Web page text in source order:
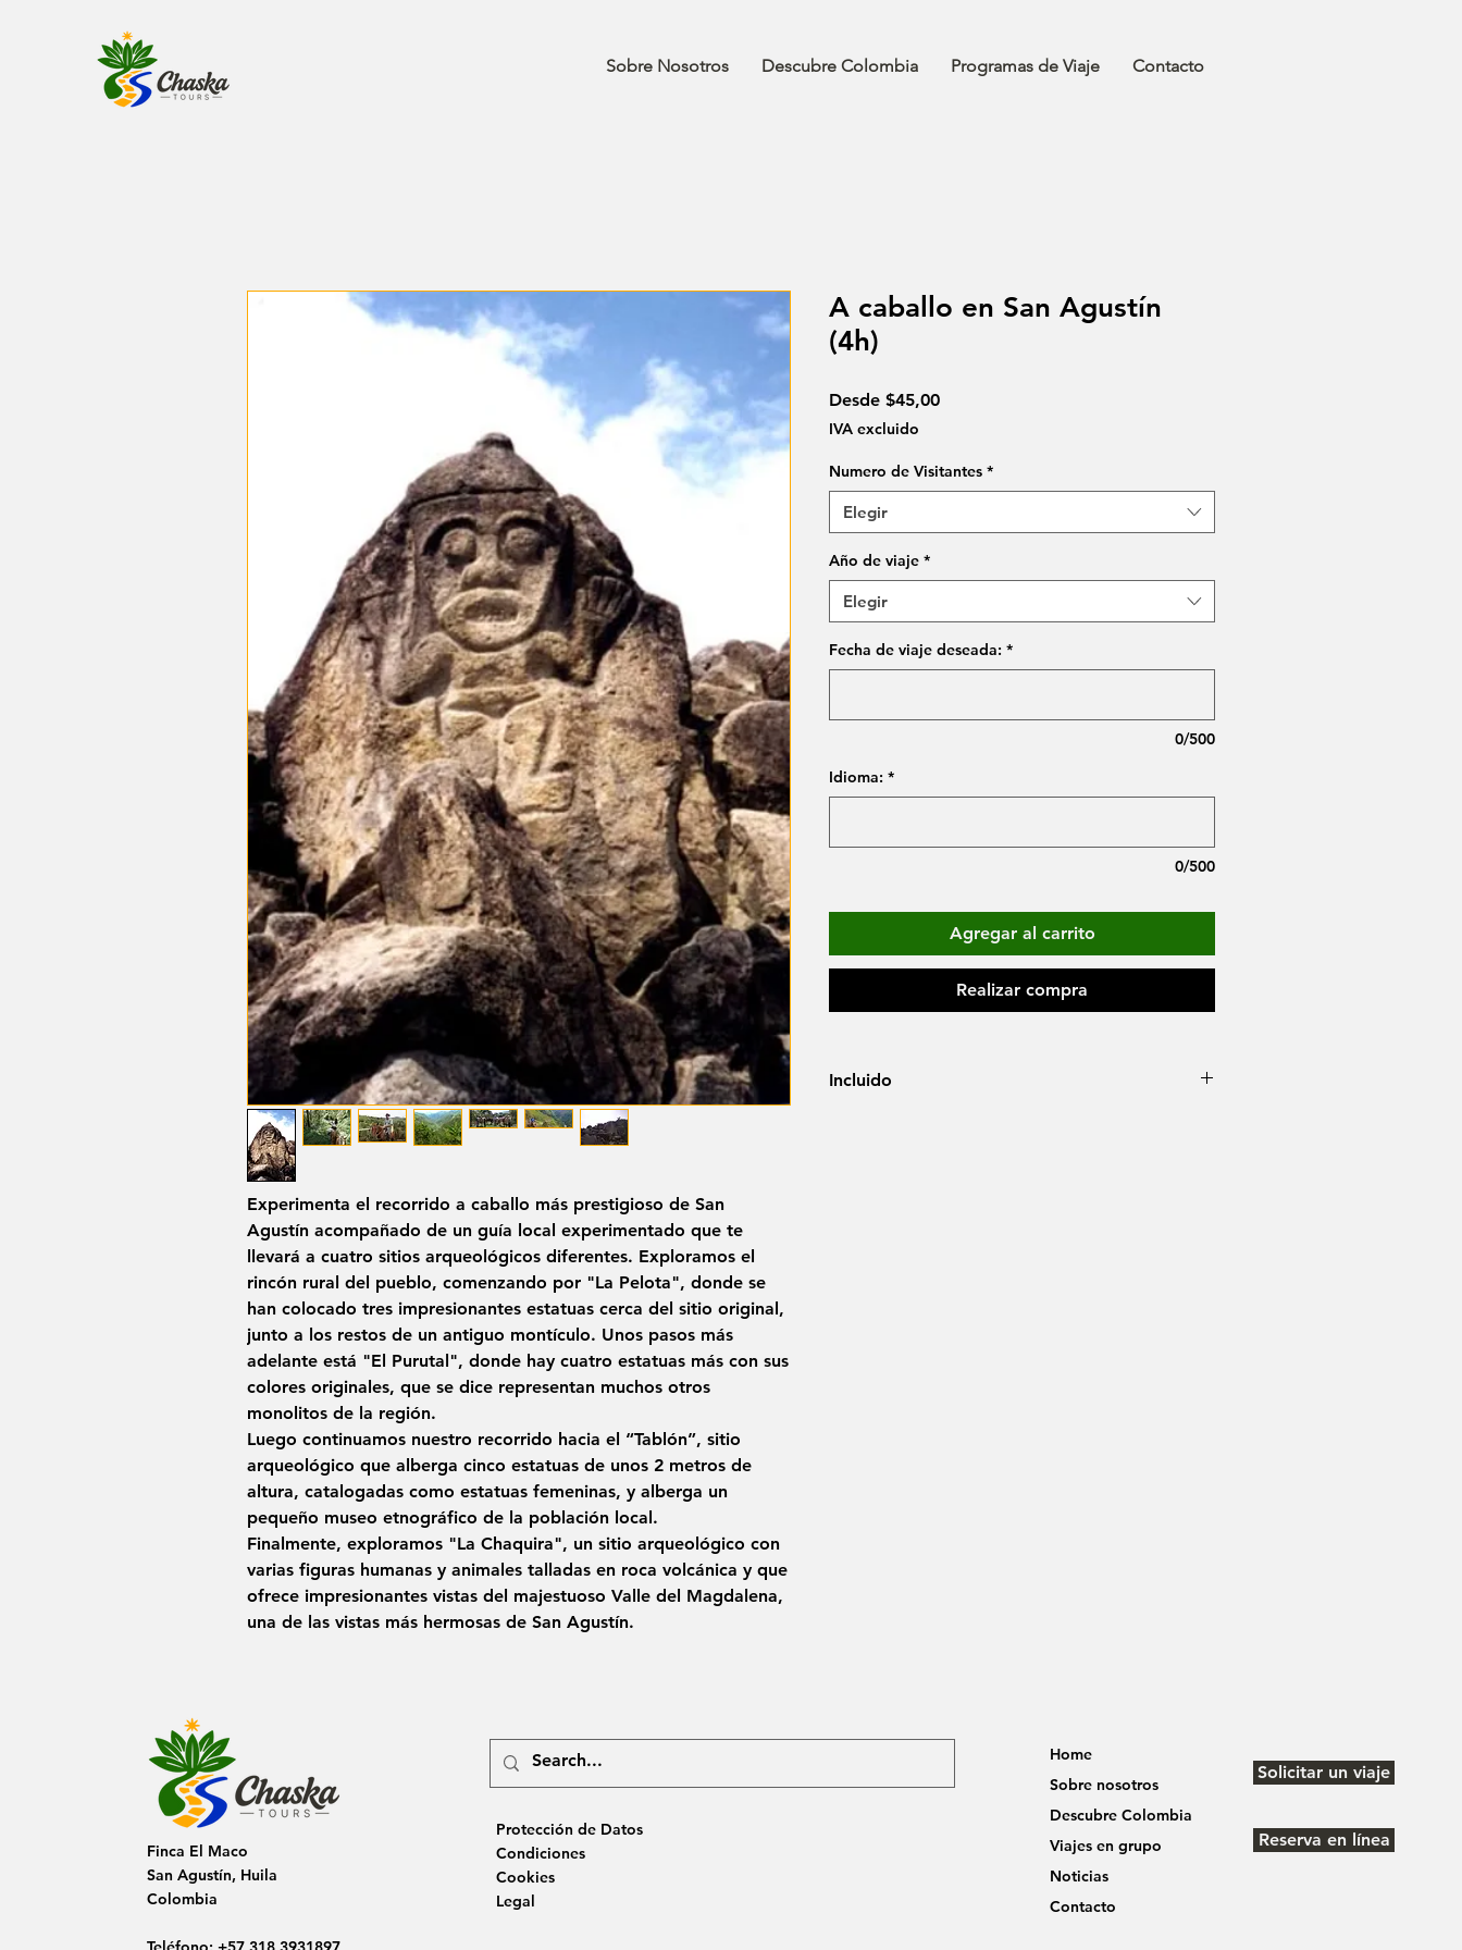
Sobre Nosotros Descubre Colombia Programas de Viaje Contacto
Experimenta el recorrido a caballo más prestigioso de San
Agustín acompañado de un guía local experimentado que te
llevará a cuatro sitios arqueológicos diferentes. Exploramos el
rincón rural del pueblo, comenzando por "La Pelota", donde se
han colocado tres impresionantes estatuas cerca del sitio original,
junto a los restos de un antiguo montículo. Unos pasos más
adelante está "El Purutal", donde hay cuatro estatuas más con sus
colores originales, que se dice representan muchos otros
monolitos de la región.
Luego continuamos nuestro recorrido hacia el “Tablón”, sitio
arqueológico que alberga cinco estatuas de unos 2 metros de
altura, catalogadas como estatuas femeninas, y alberga un
pequeño museo etnográfico de la población local.
Finalmente, exploramos "La Chaquira", un sitio arqueológico con
varias figuras humanas y animales talladas en roca volcánica y que
ofrece impresionantes vistas del majestuoso Valle del Magdalena,
una de las vistas más hermosas de San Agustín.
A caballo en San Agustín
(4h)
Desde $45,00Precio
IVA excluido
Numero de Visitantes *
Elegir
Año de viaje *
Elegir
Fecha de viaje deseada: *
0/500
Idioma: *
0/500
Agregar al carrito
Realizar compra
Incluido
Finca El Maco
San Agustín, Huila
Colombia
Protección de Datos
Condiciones
Cookies
Legal
Home
Sobre nosotros
Descubre Colombia
Viajes en grupo
Noticias
Contacto
Solicitar un viaje
Reserva en línea